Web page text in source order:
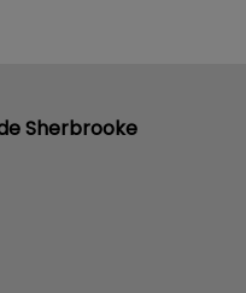
Sherbrooke